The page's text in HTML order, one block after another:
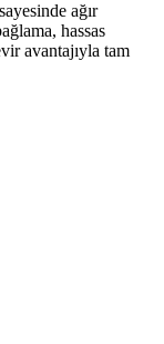
ağır
hassas
avantajıyla tam